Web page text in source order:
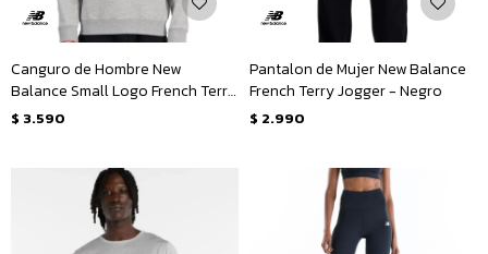
Canguro de Hombre New
Balance Small Logo French Terry
Hoodie - Gris
$ 3.590
Pantalon de Mujer New Balance
French Terry Jogger - Negro
$ 2.990